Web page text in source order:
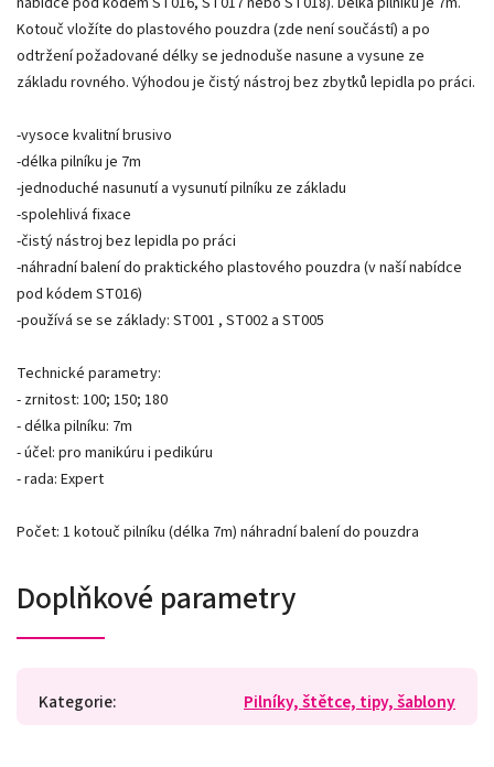
Kotouč vložíte do plastového pouzdra (zde není součástí) a po
odtržení požadované délky se jednoduše nasune a vysune ze
základu rovného. Výhodou je čistý nástroj bez zbytků lepidla po práci.
-vysoce kvalitní brusivo
-délka pilníku je 7m
-jednoduché nasunutí a vysunutí pilníku ze základu
-spolehlivá fixace
-čistý nástroj bez lepidla po práci
-náhradní balení do praktického plastového pouzdra (v naší nabídce
pod kódem ST016)
-používá se se základy: ST001 , ST002 a ST005
Technické parametry:
- zrnitost: 100; 150; 180
- délka pilníku: 7m
- účel: pro manikúru i pedikúru
- rada: Expert
Počet: 1 kotouč pilníku (délka 7m) náhradní balení do pouzdra
Doplňkové parametry
Kategorie: Pilníky, štětce, tipy, šablony